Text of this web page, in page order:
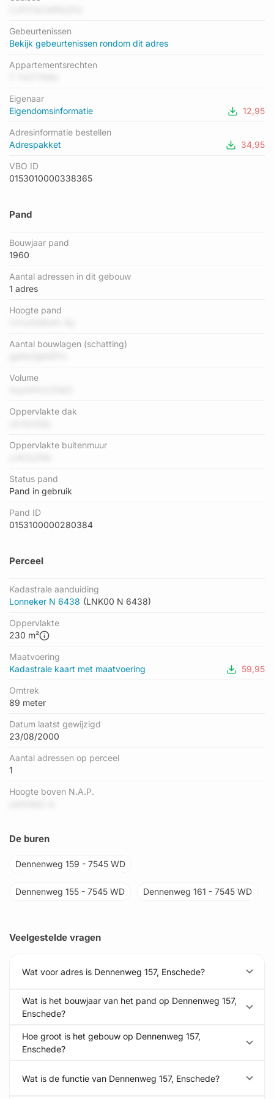
Dennenweg 157 heeft als status: 'verblijfsobject in gebruik'. Het
pand waarin dit adres ligt heeft als status: 'pand in gebruik'.
Gebeurtenissen
Bekijk gebeurtenissen rondom dit adres
Appartementsrechten
Eigenaar
Eigendomsinformatie
12,95
Adresinformatie bestellen
Adrespakket
34,95
VBO ID
0153010000338365
Pand
Bouwjaar pand
1960
Aantal adressen in dit gebouw
1 adres
Hoogte pand
Aantal bouwlagen (schatting)
Volume
Oppervlakte dak
Oppervlakte buitenmuur
Status pand
Pand in gebruik
Pand ID
0153100000280384
Perceel
Kadastrale aanduiding
Lonneker N 6438 (LNK00 N 6438)
Oppervlakte
230 m²
Maatvoering
Kadastrale kaart met maatvoering
59,95
Omtrek
89 meter
Datum laatst gewijzigd
23/08/2000
Aantal adressen op perceel
1
Hoogte boven N.A.P.
De buren
Dennenweg 159 - 7545 WD
Dennenweg 155 - 7545 WD Dennenweg 161 - 7545 WD
Veelgestelde vragen
Wat voor adres is Dennenweg 157, Enschede?
Wat is het bouwjaar van het pand op Dennenweg 157,
Enschede?
Hoe groot is het gebouw op Dennenweg 157,
Enschede?
Wat is de functie van Dennenweg 157, Enschede?